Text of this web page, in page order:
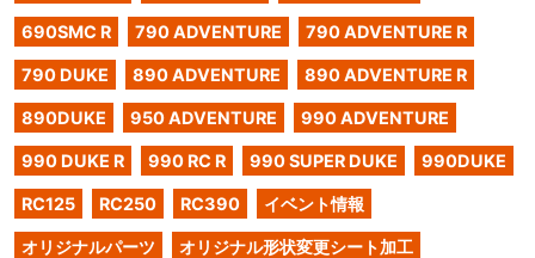
690SMC R 790 ADVENTURE 790 ADVENTURE R
790 DUKE 890 ADVENTURE 890 ADVENTURE R
890DUKE 950 ADVENTURE 990 ADVENTURE
990 DUKE R 990 RC R 990 SUPER DUKE 990DUKE
RC125 RC250 RC390 イベント情報
オリジナルパーツ オリジナル形状変更シート加工